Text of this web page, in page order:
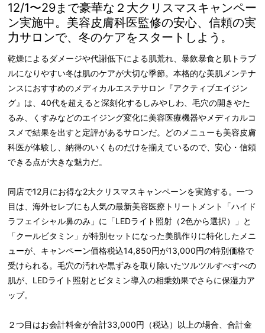
12/1〜29まで豪華な２大クリスマスキャンペー
ン実施中。美容皮膚科医監修の安心、信頼の実
力サロンで、冬のケアをスタートしよう。
乾燥によるダメージや代謝低下による肌荒れ、暴飲暴食と肌トラブ
ルになりやすい冬は肌のケアが大切な季節。本格的な美肌メンテナ
ンスにおすすめのメディカルエステサロン『アクティブエイジン
グ』は、40代を超えると深刻化するしみやしわ、毛穴の開きやた
るみ、くすみなどのエイジング変化に美容医療機器やメディカルコ
スメで結果を出すと定評があるサロンだ。どのメニューも美容皮膚
科医が体験し、納得のいくものだけを揃えているので、安心・信頼
できる点が大きな魅力だ。
同店で12月にお得な2大クリスマスキャンペーンを実施する。一つ
目は、海外セレブにも人気の最新美容医療トリートメント「ハイド
ラフェイシャル鼻のみ」に「LEDライト照射（2色から選択）」と
「クールビタミン」が特別セットになった美肌作りに特化したメニ
ューが、キャンペーン価格税込14,850円が13,000円の特別価格で
受けられる。毛穴の汚れや黒ずみを取り除いたツルツルすべすべの
肌が、LEDライト照射とビタミン導入の相乗効果でさらに保湿力ア
ップ。
２つ目はお会計料金が合計33,000円（税込）以上の場合、合計金